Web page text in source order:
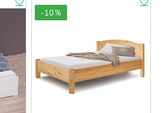
-10%